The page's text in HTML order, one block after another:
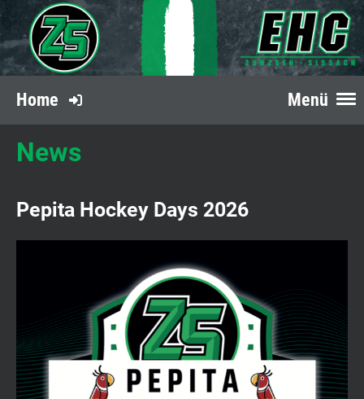
Menü
Home
News
Pepita Hockey Days 2026